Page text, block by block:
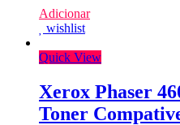
Adicionar
wishlist
Quick View
Xerox Phaser
Toner